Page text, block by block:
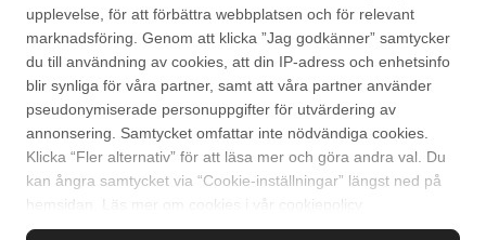
Ring oss på 010-741 98 20
Vi har öppet vardagar 08:00 - 16:00
upplevelse, för att förbättra webbplatsen och för relevant
marknadsföring. Genom att klicka ”Jag godkänner” samtycker
du till användning av cookies, att din IP-adress och enhetsinfo
blir synliga för våra partner, samt att våra partner använder
pseudonymiserade personuppgifter för utvärdering av
annonsering. Samtycket omfattar inte nödvändiga cookies.
Klicka “Fler alternativ” för att läsa mer och göra andra val. Du
kan ångra samtycket via “Cookie-inställningar” längst ned på
hemsidan. Läs mer om cookies i vår
cookiepolicy